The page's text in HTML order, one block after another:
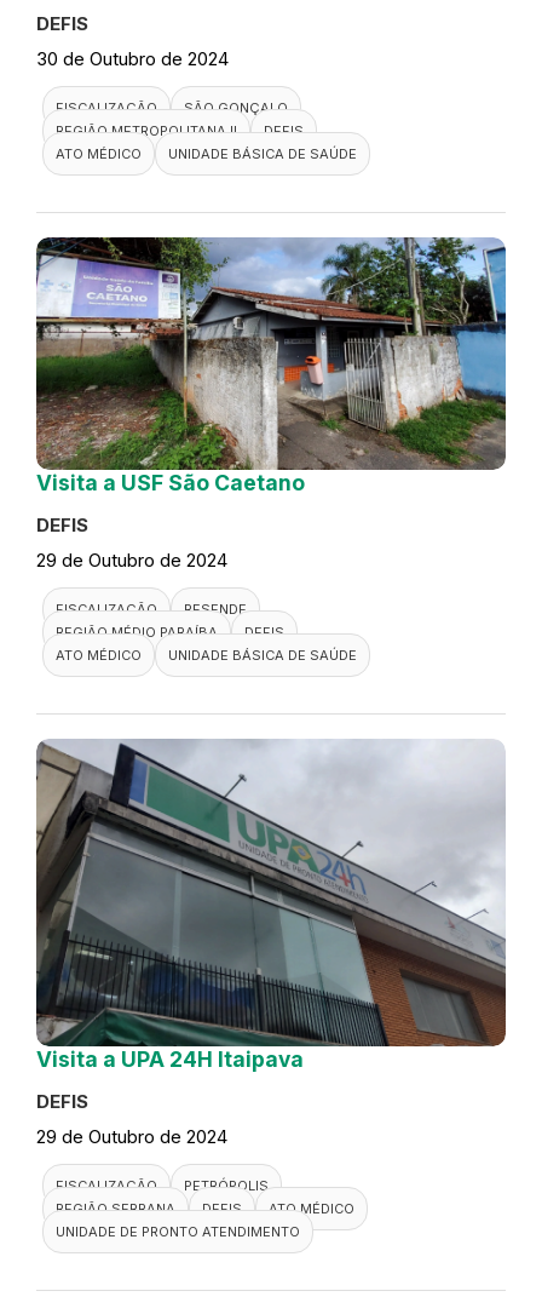
DEFIS
30 de Outubro de 2024
FISCALIZAÇÃO
SÃO GONÇALO
REGIÃO METROPOLITANA II
DEFIS
ATO MÉDICO
UNIDADE BÁSICA DE SAÚDE
Visita a USF São Caetano
DEFIS
29 de Outubro de 2024
FISCALIZAÇÃO
RESENDE
REGIÃO MÉDIO PARAÍBA
DEFIS
ATO MÉDICO
UNIDADE BÁSICA DE SAÚDE
Visita a UPA 24H Itaipava
DEFIS
29 de Outubro de 2024
FISCALIZAÇÃO
PETRÓPOLIS
REGIÃO SERRANA
DEFIS
ATO MÉDICO
UNIDADE DE PRONTO ATENDIMENTO